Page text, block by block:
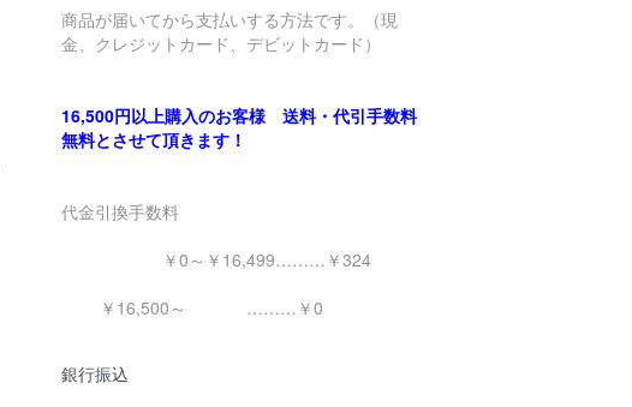
商品が届いてから支払いする方法です。（現
金、クレジットカード、デビットカード）
16,500円以上購入のお客様 送料・代引手数料
無料とさせて頂きます！
代金引換手数料
￥0～￥16,499………￥324
￥16,500～ ………￥0
銀行振込